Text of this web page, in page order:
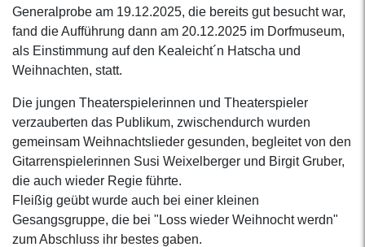
Generalprobe am 19.12.2025, die bereits gut besucht war,
fand die Aufführung dann am 20.12.2025 im Dorfmuseum,
als Einstimmung auf den Kealeicht´n Hatscha und
Weihnachten, statt.
Die jungen Theaterspielerinnen und Theaterspieler
verzauberten das Publikum, zwischendurch wurden
gemeinsam Weihnachtslieder gesunden, begleitet von den
Gitarrenspielerinnen Susi Weixelberger und Birgit Gruber,
die auch wieder Regie führte.
Fleißig geübt wurde auch bei einer kleinen
Gesangsgruppe, die bei "Loss wieder Weihnocht werdn"
zum Abschluss ihr bestes gaben.